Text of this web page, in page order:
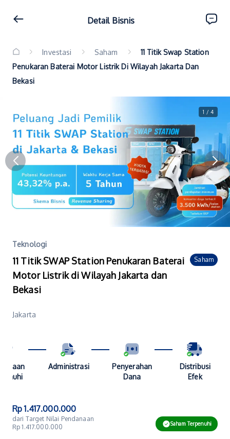
Detail Bisnis
Investasi Saham
11 Titik Swap Station
Penukaran Baterai Motor Listrik Di Wilayah Jakarta Dan
Bekasi
1 / 4
Teknologi
11 Titik SWAP Station Penukaran Baterai
Motor Listrik di Wilayah Jakarta dan
Bekasi
Saham
Jakarta
Administrasi
Penyerahan
Dana
Distribusi
Efek
Rp 1.417.000.000
dari Target Nilai Pendanaan
Rp 1.417.000.000
Saham Terpenuhi